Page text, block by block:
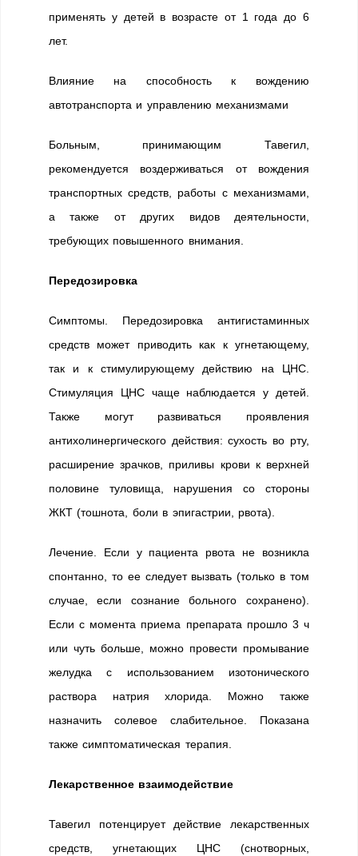
применять у детей в возрасте от 1 года до 6
лет.
Влияние на способность к вождению
автотранспорта и управлению механизмами
Больным, принимающим Тавегил,
рекомендуется воздерживаться от вождения
транспортных средств, работы с механизмами,
а также от других видов деятельности,
требующих повышенного внимания.
Передозировка
Симптомы. Передозировка антигистаминных
средств может приводить как к угнетающему,
так и к стимулирующему действию на ЦНС.
Стимуляция ЦНС чаще наблюдается у детей.
Также могут развиваться проявления
антихолинергического действия: сухость во рту,
расширение зрачков, приливы крови к верхней
половине туловища, нарушения со стороны
ЖКТ (тошнота, боли в эпигастрии, рвота).
Лечение. Если у пациента рвота не возникла
спонтанно, то ее следует вызвать (только в том
случае, если сознание больного сохранено).
Если с момента приема препарата прошло 3 ч
или чуть больше, можно провести промывание
желудка с использованием изотонического
раствора натрия хлорида. Можно также
назначить солевое слабительное. Показана
также симптоматическая терапия.
Лекарственное взаимодействие
Тавегил потенцирует действие лекарственных
средств, угнетающих ЦНС (снотворных,